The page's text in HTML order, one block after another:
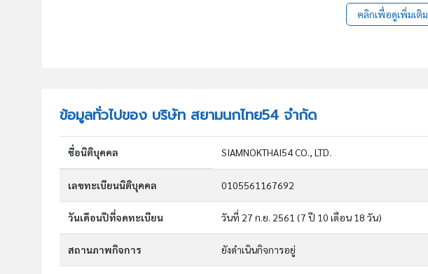
คลิกเพื่อดูเพิ่มเติม
ข้อมูลทั่วไปของ บริษัท สยามนกไทย54 จำกัด
ชื่อนิติบุคคล SIAMNOKTHAI54 CO., LTD.
เลขทะเบียนนิติบุคคล 0105561167692
วันเดือนปีที่จดทะเบียน วันที่ 27 ก.ย. 2561 (7 ปี 10 เดือน 18 วัน)
สถานภาพกิจการ ยังดำเนินกิจการอยู่